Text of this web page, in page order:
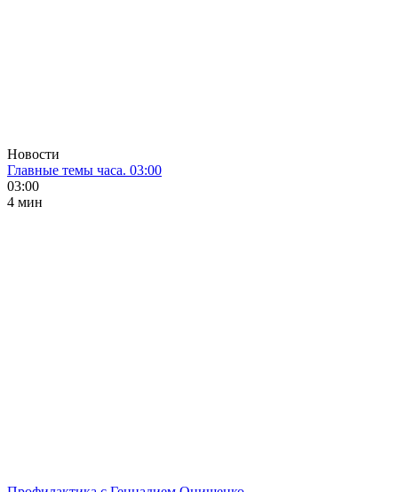
Новости
Главные темы часа. 03:00
03:00
4 мин